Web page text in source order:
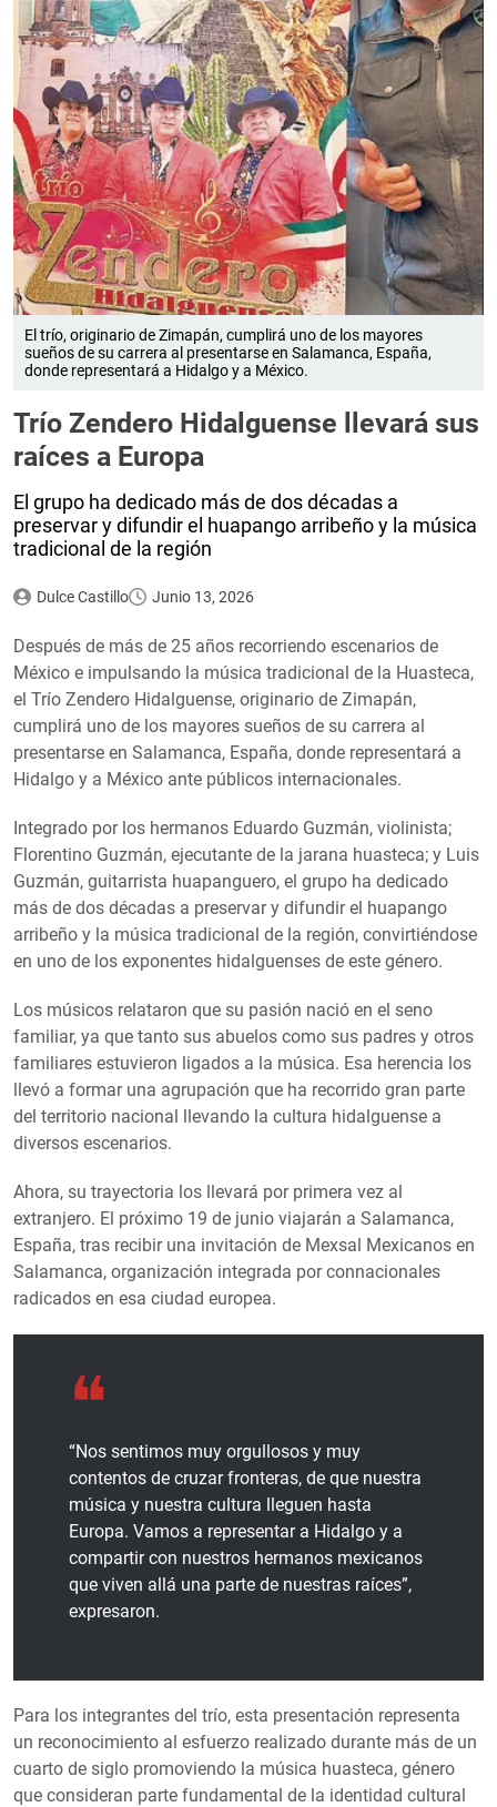
El trío, originario de Zimapán, cumplirá uno de los mayores
sueños de su carrera al presentarse en Salamanca, España,
donde representará a Hidalgo y a México.
Trío Zendero Hidalguense llevará sus
raíces a Europa
El grupo ha dedicado más de dos décadas a
preservar y difundir el huapango arribeño y la música
tradicional de la región
Dulce Castillo Junio 13, 2026
Después de más de 25 años recorriendo escenarios de
México e impulsando la música tradicional de la Huasteca,
el Trío Zendero Hidalguense, originario de Zimapán,
cumplirá uno de los mayores sueños de su carrera al
presentarse en Salamanca, España, donde representará a
Hidalgo y a México ante públicos internacionales.
Integrado por los hermanos Eduardo Guzmán, violinista;
Florentino Guzmán, ejecutante de la jarana huasteca; y Luis
Guzmán, guitarrista huapanguero, el grupo ha dedicado
más de dos décadas a preservar y difundir el huapango
arribeño y la música tradicional de la región, convirtiéndose
en uno de los exponentes hidalguenses de este género.
Los músicos relataron que su pasión nació en el seno
familiar, ya que tanto sus abuelos como sus padres y otros
familiares estuvieron ligados a la música. Esa herencia los
llevó a formar una agrupación que ha recorrido gran parte
del territorio nacional llevando la cultura hidalguense a
diversos escenarios.
Ahora, su trayectoria los llevará por primera vez al
extranjero. El próximo 19 de junio viajarán a Salamanca,
España, tras recibir una invitación de Mexsal Mexicanos en
Salamanca, organización integrada por connacionales
radicados en esa ciudad europea.
“Nos sentimos muy orgullosos y muy
contentos de cruzar fronteras, de que nuestra
música y nuestra cultura lleguen hasta
Europa. Vamos a representar a Hidalgo y a
compartir con nuestros hermanos mexicanos
que viven allá una parte de nuestras raíces”,
expresaron.
Para los integrantes del trío, esta presentación representa
un reconocimiento al esfuerzo realizado durante más de un
cuarto de siglo promoviendo la música huasteca, género
que consideran parte fundamental de la identidad cultural